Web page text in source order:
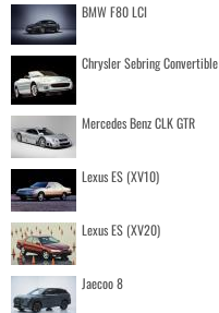
BMW F80 LCI
Chrysler Sebring Convertible
Mercedes Benz CLK GTR
Lexus ES (XV10)
Lexus ES (XV20)
Jaecoo 8